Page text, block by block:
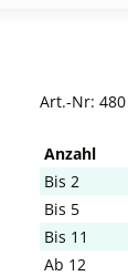
Art.-Nr: 480
Anzahl
Bis 2
Bis 5
Bis 11
Ab 12